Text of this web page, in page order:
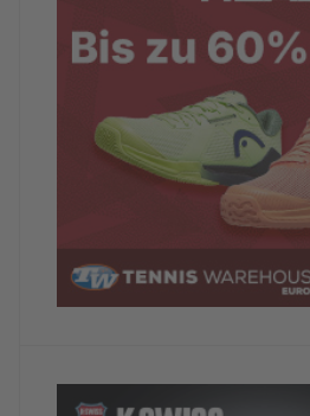
Haben die Hotel
waren in einem
Bremsen, Schaltung,
Trotz starken Gewittern
Tennisplätze jeden Tag
Einziger Wermutstropfen, die